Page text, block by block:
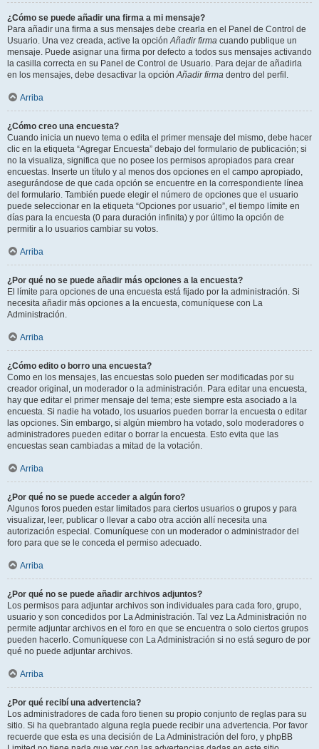
¿Cómo se puede añadir una firma a mi mensaje?
Para añadir una firma a sus mensajes debe crearla en el Panel de Control de
Usuario. Una vez creada, active la opciónAñadir firma cuando publique un
mensaje. Puede asignar una firma por defecto a todos sus mensajes activando
la casilla correcta en su Panel de Control de Usuario. Para dejar de añadirla
en los mensajes, debe desactivar la opciónAñadir firma dentro del perfil.
Arriba
¿Cómo creo una encuesta?
Cuando inicia un nuevo tema o edita el primer mensaje del mismo, debe hacer
clic en la etiqueta “Agregar Encuesta” debajo del formulario de publicación; si
no la visualiza, significa que no posee los permisos apropiados para crear
encuestas. Inserte un título y al menos dos opciones en el campo apropiado,
asegurándose de que cada opción se encuentre en la correspondiente línea
del formulario. También puede elegir el número de opciones que el usuario
puede seleccionar en la etiqueta “Opciones por usuario”, el tiempo límite en
días para la encuesta (0 para duración infinita) y por último la opción de
permitir a lo usuarios cambiar su votos.
Arriba
¿Por qué no se puede añadir más opciones a la encuesta?
El límite para opciones de una encuesta está fijado por la administración. Si
necesita añadir más opciones a la encuesta, comuníquese con La
Administración.
Arriba
¿Cómo edito o borro una encuesta?
Como en los mensajes, las encuestas solo pueden ser modificadas por su
creador original, un moderador o la administración. Para editar una encuesta,
hay que editar el primer mensaje del tema; este siempre esta asociado a la
encuesta. Si nadie ha votado, los usuarios pueden borrar la encuesta o editar
las opciones. Sin embargo, si algún miembro ha votado, solo moderadores o
administradores pueden editar o borrar la encuesta. Esto evita que las
encuestas sean cambiadas a mitad de la votación.
Arriba
¿Por qué no se puede acceder a algún foro?
Algunos foros pueden estar limitados para ciertos usuarios o grupos y para
visualizar, leer, publicar o llevar a cabo otra acción allí necesita una
autorización especial. Comuníquese con un moderador o administrador del
foro para que se le conceda el permiso adecuado.
Arriba
¿Por qué no se puede añadir archivos adjuntos?
Los permisos para adjuntar archivos son individuales para cada foro, grupo,
usuario y son concedidos por La Administración. Tal vez La Administración no
permite adjuntar archivos en el foro en que se encuentra o solo ciertos grupos
pueden hacerlo. Comuníquese con La Administración si no está seguro de por
qué no puede adjuntar archivos.
Arriba
¿Por qué recibí una advertencia?
Los administradores de cada foro tienen su propio conjunto de reglas para su
sitio. Si ha quebrantado alguna regla puede recibir una advertencia. Por favor
recuerde que esta es una decisión de La Administración del foro, y phpBB